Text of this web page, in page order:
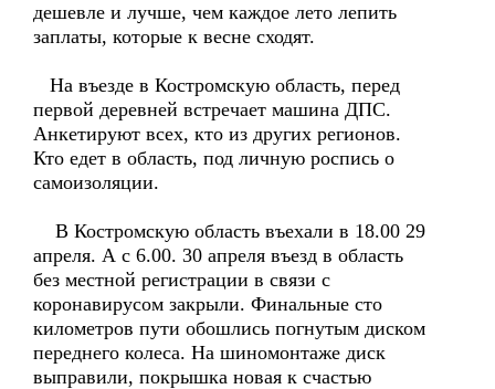
дешевле и лучше, чем каждое лето лепить
заплаты, которые к весне сходят.
На въезде в Костромскую область, перед
первой деревней встречает машина ДПС.
Анкетируют всех, кто из других регионов.
Кто едет в область, под личную роспись о
самоизоляции.
В Костромскую область въехали в 18.00 29
апреля. А с 6.00. 30 апреля въезд в область
без местной регистрации в связи с
коронавирусом закрыли. Финальные сто
километров пути обошлись погнутым диском
переднего колеса. На шиномонтаже диск
выправили, покрышка новая к счастью